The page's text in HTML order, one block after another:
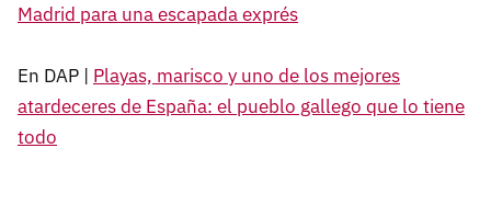
Madrid para una escapada exprés
En DAP | Playas, marisco y uno de los mejores
atardeceres de España: el pueblo gallego que lo tiene
todo